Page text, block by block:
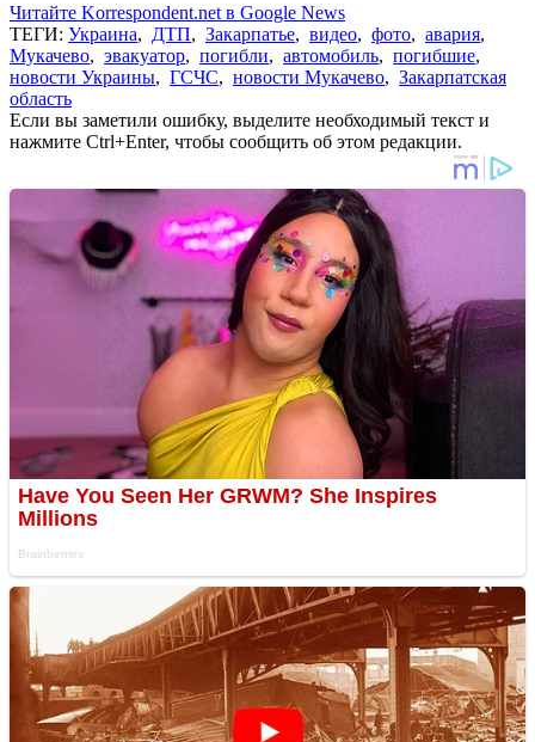
Читайте Korrespondent.net в Google News
ТЕГИ: Украина, ДТП, Закарпатье, видео, фото, авария,
Мукачево, эвакуатор, погибли, автомобиль, погибшие,
новости Украины, ГСЧС, новости Мукачево, Закарпатская
область
Если вы заметили ошибку, выделите необходимый текст и
нажмите Ctrl+Enter, чтобы сообщить об этом редакции.